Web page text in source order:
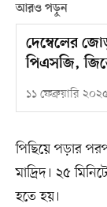
আরও পড়ুন
দেম্বেলের
পিএসজি,
১১ ফেব্রুয়ারি
পিছিয়ে পড়ার
মাদ্রিদ। ২৫
হতে হয়।